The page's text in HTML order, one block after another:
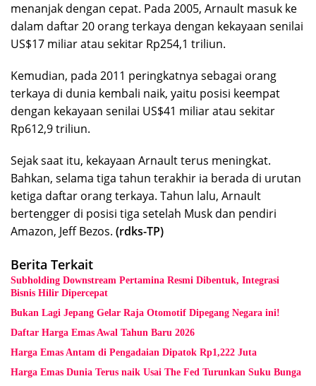
menanjak dengan cepat. Pada 2005, Arnault masuk ke
dalam daftar 20 orang terkaya dengan kekayaan senilai
US$17 miliar atau sekitar Rp254,1 triliun.
Kemudian, pada 2011 peringkatnya sebagai orang
terkaya di dunia kembali naik, yaitu posisi keempat
dengan kekayaan senilai US$41 miliar atau sekitar
Rp612,9 triliun.
Sejak saat itu, kekayaan Arnault terus meningkat.
Bahkan, selama tiga tahun terakhir ia berada di urutan
ketiga daftar orang terkaya. Tahun lalu, Arnault
bertengger di posisi tiga setelah Musk dan pendiri
Amazon, Jeff Bezos. (rdks-TP)
Berita Terkait
Subholding Downstream Pertamina Resmi Dibentuk, Integrasi
Bisnis Hilir Dipercepat
Bukan Lagi Jepang Gelar Raja Otomotif Dipegang Negara ini!
Daftar Harga Emas Awal Tahun Baru 2026
Harga Emas Antam di Pengadaian Dipatok Rp1,222 Juta
Harga Emas Dunia Terus naik Usai The Fed Turunkan Suku Bunga